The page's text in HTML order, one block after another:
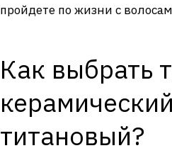
пройдете по жизни с
Как выбрать
титановый?